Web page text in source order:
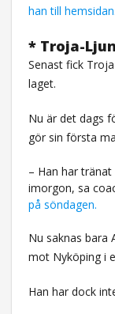
han till hemsidan.
* Troja-
Senast fick
laget.
Nu är det dags
gör sin första
– Han har
imorgon, sa
på söndagen.
Nu saknas bara
mot Nyköping i
Han har dock